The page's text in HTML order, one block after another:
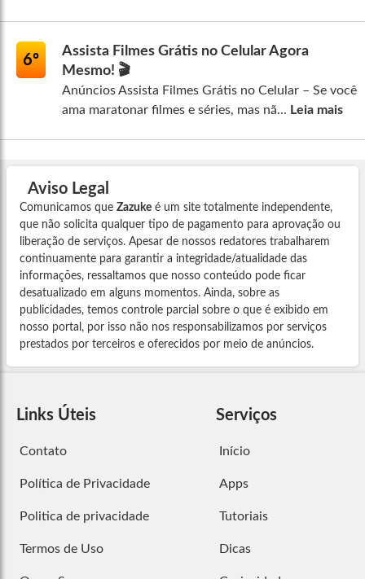
6º
Assista Filmes Grátis no Celular Agora
Mesmo! 🎬
Anúncios Assista Filmes Grátis no Celular – Se você
ama maratonar filmes e séries, mas nã... Leia mais
Aviso Legal
Comunicamos que Zazuke é um site totalmente independente,
que não solicita qualquer tipo de pagamento para aprovação ou
liberação de serviços. Apesar de nossos redatores trabalharem
continuamente para garantir a integridade/atualidade das
informações, ressaltamos que nosso conteúdo pode ficar
desatualizado em alguns momentos. Ainda, sobre as
publicidades, temos controle parcial sobre o que é exibido em
nosso portal, por isso não nos responsabilizamos por serviços
prestados por terceiros e oferecidos por meio de anúncios.
Links Úteis
Contato
Política de Privacidade
Politica de privacidade
Termos de Uso
Serviços
Início
Apps
Tutoriais
Dicas